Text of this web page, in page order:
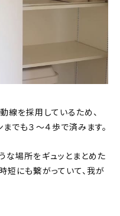
線を採用しているため、
でも３〜４歩で済みます。
な場所をギュッとまとめた
短にも繋がっていて、我が